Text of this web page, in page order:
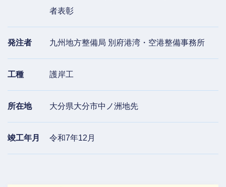
者表彰
発注者 九州地方整備局 別府港湾・空港整備事務所
工種 護岸工
所在地 大分県大分市中ノ洲地先
竣工年月 令和7年12月